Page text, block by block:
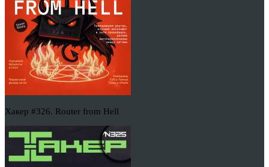
Хакер #326. Router from Hell